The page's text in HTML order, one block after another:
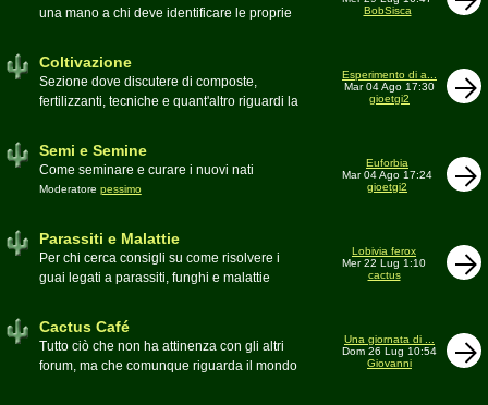
una mano a chi deve identificare le proprie
BobSisca
Coltivazione
Sezione dove discutere di composte,
fertilizzanti, tecniche e quant'altro riguardi la
Esperimento di a...
Mar 04 Ago 17:30
gioetgi2
Semi e Semine
Come seminare e curare i nuovi nati
Moderatore pessimo
Euforbia
Mar 04 Ago 17:24
gioetgi2
Parassiti e Malattie
Per chi cerca consigli su come risolvere i
guai legati a parassiti, funghi e malattie
Lobivia ferox
Mer 22 Lug 1:10
cactus
Cactus Café
Tutto ciò che non ha attinenza con gli altri
forum, ma che comunque riguarda il mondo
Una giornata di ...
Dom 26 Lug 10:54
Giovanni